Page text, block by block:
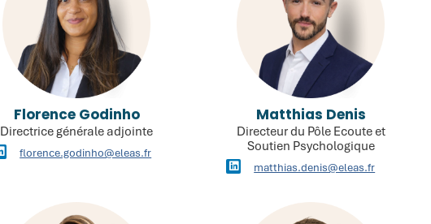
Florence Godinho
Directrice générale adjointe
florence.godinho@eleas.fr
Matthias Denis
Directeur du Pôle Ecoute et
Soutien Psychologique
matthias.denis@eleas.fr